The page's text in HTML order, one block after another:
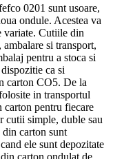
0201 sunt usoare,
ondule. Acestea va
variate. Cutiile din
si transport,
pentru a stoca si
ca si
carton CO5. De la
in transportul
carton pentru fiecare
cutii simple, duble sau
carton sunt
ele sunt depozitate